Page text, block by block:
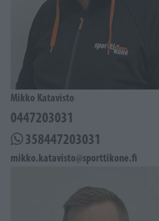
Mikko Katavisto
0447203031
358447203031
mikko.katavisto@sporttikone.fi